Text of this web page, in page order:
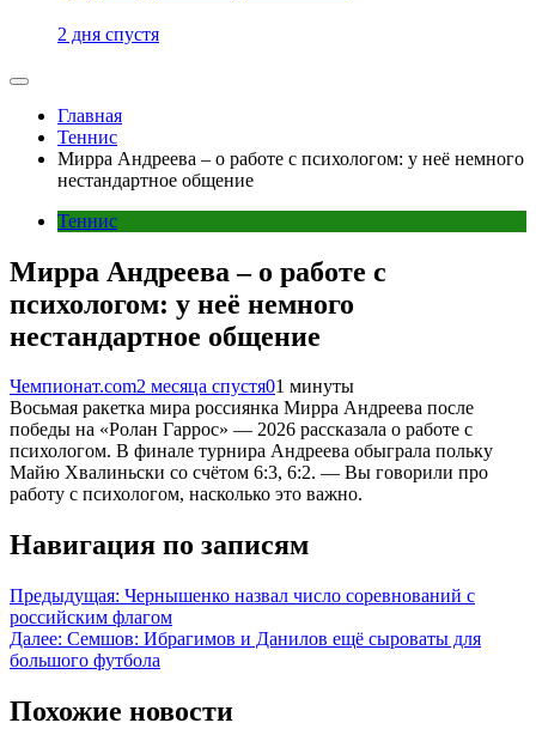
2 дня спустя
Главная
Теннис
Мирра Андреева – о работе с психологом: у неё немного
нестандартное общение
Теннис
Мирра Андреева – о работе с
психологом: у неё немного
нестандартное общение
Чемпионат.com2 месяца спустя01 минуты
Восьмая ракетка мира россиянка Мирра Андреева после
победы на «Ролан Гаррос» — 2026 рассказала о работе с
психологом. В финале турнира Андреева обыграла польку
Майю Хвалиньски со счётом 6:3, 6:2. — Вы говорили про
работу с психологом, насколько это важно.
Навигация по записям
Предыдущая: Чернышенко назвал число соревнований с
российским флагом
Далее: Семшов: Ибрагимов и Данилов ещё сыроваты для
большого футбола
Похожие новости